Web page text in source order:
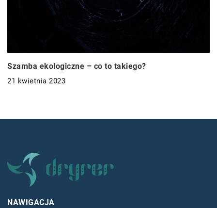
Szamba ekologiczne – co to takiego?
21 kwietnia 2023
NAWIGACJA